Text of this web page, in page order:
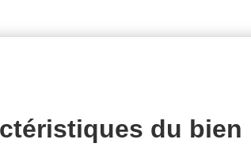
du bien